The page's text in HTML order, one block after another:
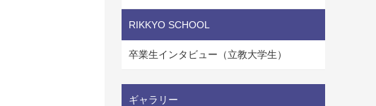
RIKKYO SCHOOL
卒業生インタビュー（立教大学生）
ギャラリー